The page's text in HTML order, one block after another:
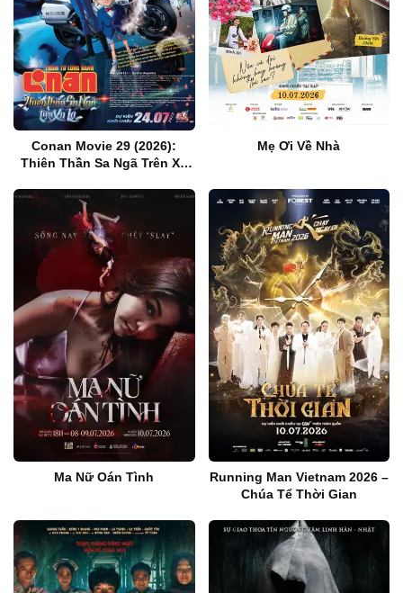
Conan Movie 29 (2026):
Thiên Thần Sa Ngã Trên Xa
Mẹ Ơi Về Nhà
Ma Nữ Oán Tình
Running Man Vietnam 2026 –
Chúa Tể Thời Gian